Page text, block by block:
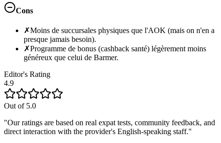
Cons
✗Moins de succursales physiques que l'AOK (mais on n'en a
presque jamais besoin).
✗Programme de bonus (cashback santé) légèrement moins
généreux que celui de Barmer.
Editor's Rating
4.9
Out of 5.0
"Our ratings are based on real expat tests, community feedback, and
direct interaction with the provider's English-speaking staff."